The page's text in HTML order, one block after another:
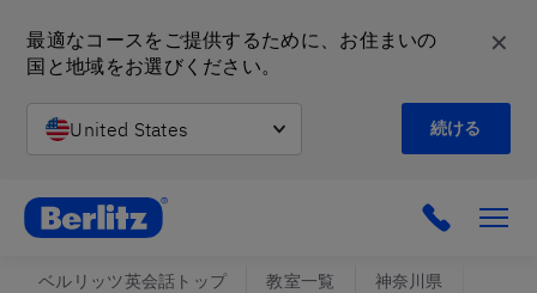
最適なコースをご提供するために、お住まいの
国と地域をお選びください。
United States 続ける
✕
英会話教室と語学スクール | ベルリッツ
ベルリッツ英会話トップ 教室一覧 神奈川県